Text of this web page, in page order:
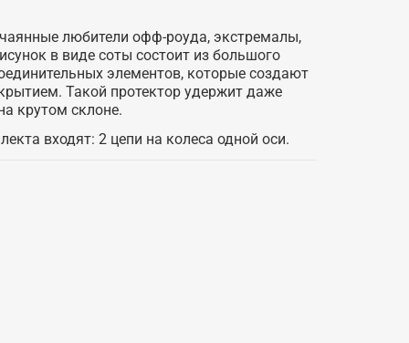
любители офф-роуда, экстремалы,
в виде соты состоит из большого
элементов, которые создают
Такой протектор удержит даже
крутом склоне.
входят: 2 цепи на колеса одной оси.